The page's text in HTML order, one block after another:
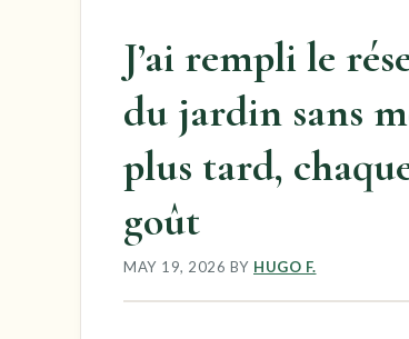
J’ai rempli le
du jardin sans
plus tard,
goût
MAY 19, 2026 BY HUGO F.